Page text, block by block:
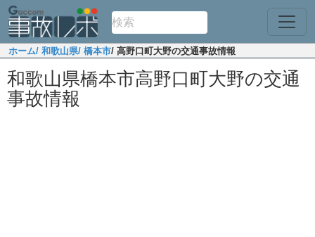
ホーム/ 和歌山県/ 橋本市/ 高野口町大野の交通事故情報
和歌山県橋本市高野口町大野の交通
事故情報